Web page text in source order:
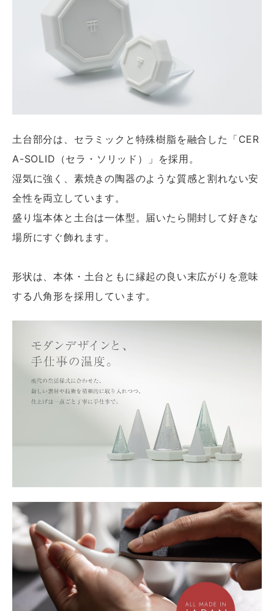
土台部分は、セラミックと特殊樹脂を融合した「CER
A-SOLID（セラ・ソリッド）」を採用。
湿気に強く、素焼きの陶器のような質感と割れない安
全性を両立しています。
盛り塩本体と土台は一体型。届いたら開封して好きな
場所にすぐ飾れます。
形状は、本体・土台ともに縁起の良い末広がりを意味
する八角形を採用しています。